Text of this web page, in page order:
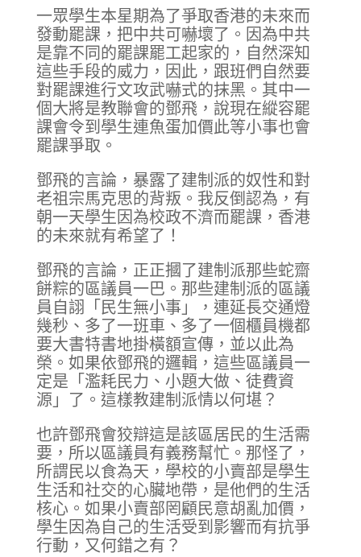
一眾學生本星期為了爭取香港的未來而
發動罷課，把中共可嚇壞了。因為中共
是靠不同的罷課罷工起家的，自然深知
這些手段的威力，因此，跟班們自然要
對罷課進行文攻武嚇式的抹黑。其中一
個大將是教聯會的鄧飛，說現在縱容罷
課會令到學生連魚蛋加價此等小事也會
罷課爭取。
鄧飛的言論，暴露了建制派的奴性和對
老祖宗馬克思的背叛。我反倒認為，有
朝一天學生因為校政不濟而罷課，香港
的未來就有希望了！
鄧飛的言論，正正摑了建制派那些蛇齋
餅粽的區議員一巴。那些建制派的區議
員自詡「民生無小事」，連延長交通燈
幾秒、多了一班車、多了一個櫃員機都
要大書特書地掛橫額宣傳，並以此為
榮。如果依鄧飛的邏輯，這些區議員一
定是「濫耗民力、小題大做、徒費資
源」了。這樣教建制派情以何堪？
也許鄧飛會狡辯這是該區居民的生活需
要，所以區議員有義務幫忙。那怪了，
所謂民以食為天，學校的小賣部是學生
生活和社交的心臟地帶，是他們的生活
核心。如果小賣部罔顧民意胡亂加價，
學生因為自己的生活受到影響而有抗爭
行動，又何錯之有？